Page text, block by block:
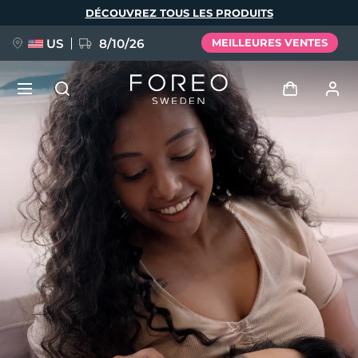
DÉCOUVREZ TOUS LES PRODUITS
US 8/10/26 MEILLEURES VENTES
Se connecter
Profil de l'utilisateur
Mes appareils
Mes commandes
Mes adresses
Mes abonnements
NOUVEAU
FAQ™ Pure Beauty-Tech Elixir
BREAKING NEWS
issa™ Teeth Whitening Set
Langue
English Deutsch
Español
Français
Italiano
Português
Polski
Svenska
Русский
Türkçe
简体中文 繁體中文